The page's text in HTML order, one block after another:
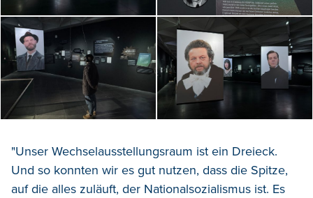
"Unser Wechselausstellungsraum ist ein Dreieck.
Und so konnten wir es gut nutzen, dass die Spitze,
auf die alles zuläuft, der Nationalsozialismus ist. Es